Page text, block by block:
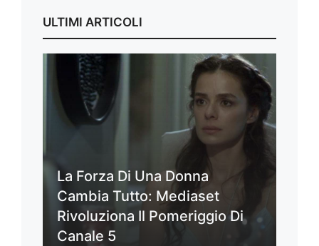
ULTIMI ARTICOLI
La Forza Di Una Donna
Cambia Tutto: Mediaset
Rivoluziona Il Pomeriggio Di
Canale 5